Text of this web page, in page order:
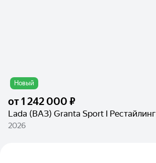
Новый
от1 242 000 ₽
Lada (ВАЗ) Granta Sport I Рестайлинг
2026